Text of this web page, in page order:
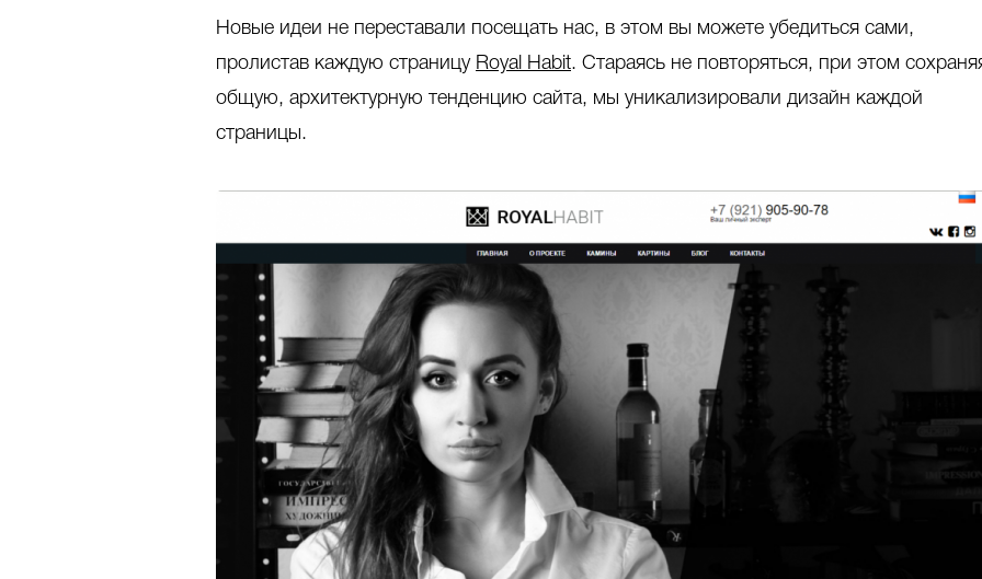
Новые идеи не переставали посещать нас, в этом вы можете убедиться сами,
пролистав каждую страницу Royal Habit. Стараясь не повторяться, при этом
общую, архитектурную тенденцию сайта, мы уникализировали дизайн каждой
страницы.